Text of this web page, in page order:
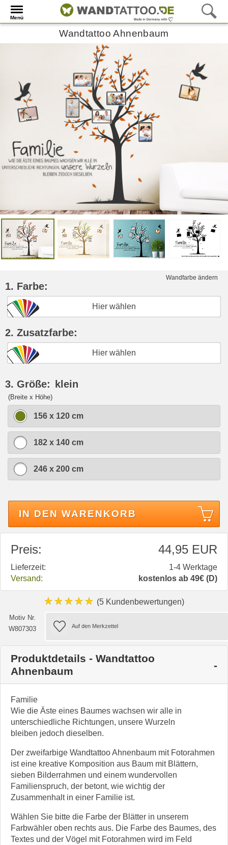
Menü
Wandtattoo Ahnenbaum
Wandfarbe ändern
1. Farbe:
Hier wählen
2. Zusatzfarbe:
Hier wählen
3. Größe: klein
(Breite x Höhe)
156 x 120 cm
182 x 140 cm
246 x 200 cm
IN DEN WARENKORB
Preis: 44,95 EUR
Lieferzeit:
1-4 Werktage
Versand:
kostenlos ab 49€ (D)
★★★★★ (5 Kundenbewertungen)
Motiv Nr.
W807303
Produktdetails - Wandtattoo
Ahnenbaum
Familie
Wie die Äste eines Baumes wachsen wir alle in
unterschiedliche Richtungen, unsere Wurzeln
bleiben jedoch dieselben.
Der zweifarbige Wandtattoo Ahnenbaum mit Fotorahmen
ist eine kreative Komposition aus Baum mit Blättern,
sieben Bilderrahmen und einem wundervollen
Familienspruch, der betont, wie wichtig der
Zusammenhalt in einer Familie ist.
Wählen Sie bitte die Farbe der Blätter in unserem
Farbwähler oben rechts aus. Die Farbe des Baumes, des
Textes und der Vögel mit Fotorahmen wird im Feld